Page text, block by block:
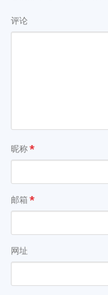
评论
昵称*
邮箱 *
网址